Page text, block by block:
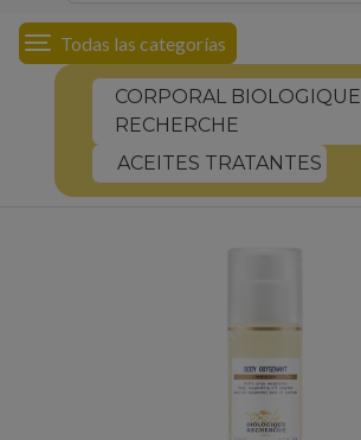
Todas las categorías
CORPORAL BIOLOGIQUE
RECHERCHE
ACEITES TRATANTES